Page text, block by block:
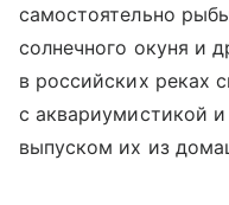
самостоятельно
солнечного окуня и
в российских реках
с аквариумистикой
выпуском их из